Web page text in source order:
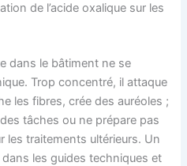
de l’acide oxalique sur les
dans le bâtiment ne se
Trop concentré, il attaque
les fibres, crée des auréoles ;
tâches ou ne prépare pas
les traitements ultérieurs. Un
les guides techniques et